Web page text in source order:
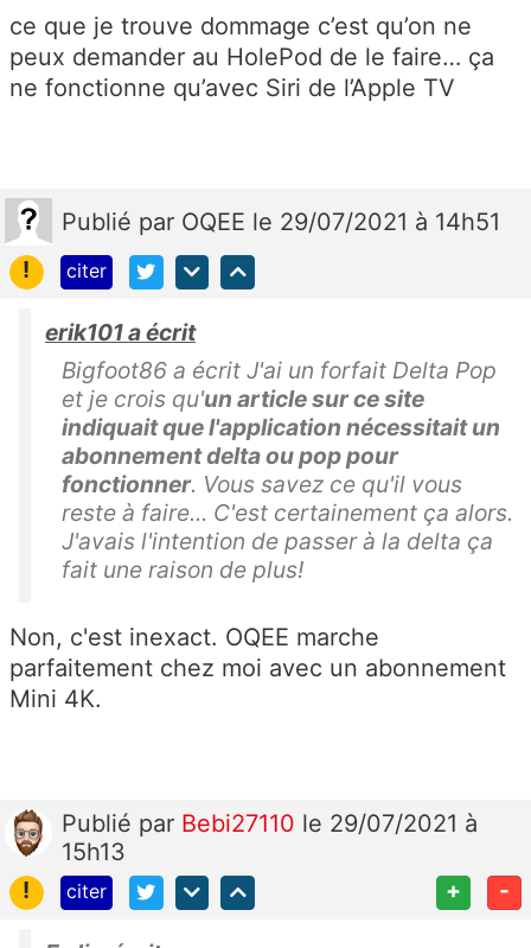
ce que je trouve dommage c’est qu’on ne
peux demander au HolePod de le faire… ça
ne fonctionne qu’avec Siri de l’Apple TV
Publié par OQEE le 29/07/2021 à 14h51
!
citer
erik101 a écrit
Bigfoot86 a écrit J'ai un forfait Delta Pop
et je crois qu'un article sur ce site
indiquait que l'application nécessitait un
abonnement delta ou pop pour
fonctionner. Vous savez ce qu'il vous
reste à faire... C'est certainement ça alors.
J'avais l'intention de passer à la delta ça
fait une raison de plus!
Non, c'est inexact. OQEE marche
parfaitement chez moi avec un abonnement
Mini 4K.
Publié par Bebi27110 le 29/07/2021 à
15h13
!
citer + -